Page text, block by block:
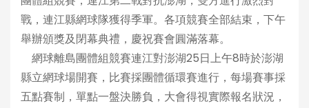
戰，連江縣網球隊獲得季軍。各項競賽全部結束，下午
舉辦頒獎及閉幕典禮，慶祝賽會圓滿落幕。
網球離島團體組競賽連江對澎湖25日上午8時於澎湖
縣立網球場開賽，比賽採團體循環賽進行，每場賽事採
五點賽制，單點一盤決勝負，大會得視實際報名狀況，